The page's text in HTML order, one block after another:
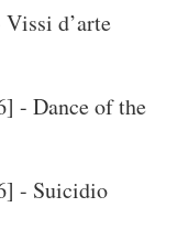
d’arte
- Dance of the
- Suicidio